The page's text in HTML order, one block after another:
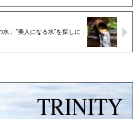
」“美人になる水”を探しに